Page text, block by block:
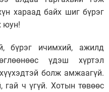
хараад байх шиг бүрэг
юун!
бүрэг ичимхий, ажилд
үдэш хүртэл
болж амжаагүй.
гай ч үгүй. Хотын төвөөс